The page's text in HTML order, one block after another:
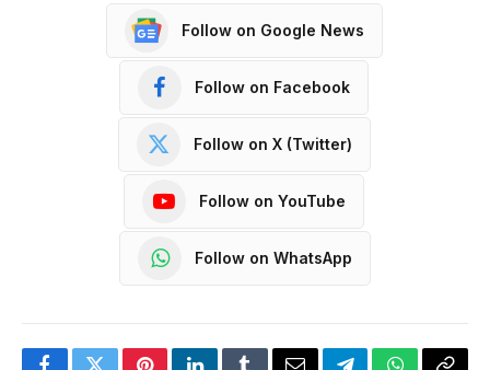
Follow on Google News
Follow on Facebook
Follow on X (Twitter)
Follow on YouTube
Follow on WhatsApp